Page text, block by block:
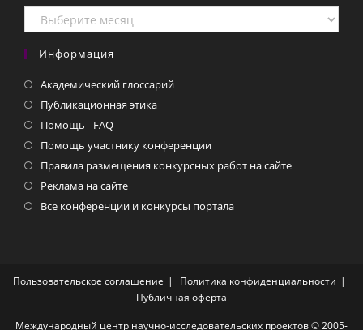
Архивы
СМИ
Информация
Академический глоссарий
Публикационная этика
Помощь - FAQ
Помощь участнику конференции
Правила размещения конкурсных работ на сайте
Реклама на сайте
Все конференции и конкурсы портала
Пользовательское соглашение
Политика конфиденциальности
Публичная оферта
Международный центр научно-исследовательских проектов © 2005-